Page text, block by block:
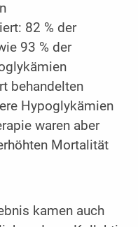
82 % der
93 % der
behandelten
Hypoglykämien
waren aber
Mortalität
kamen auch